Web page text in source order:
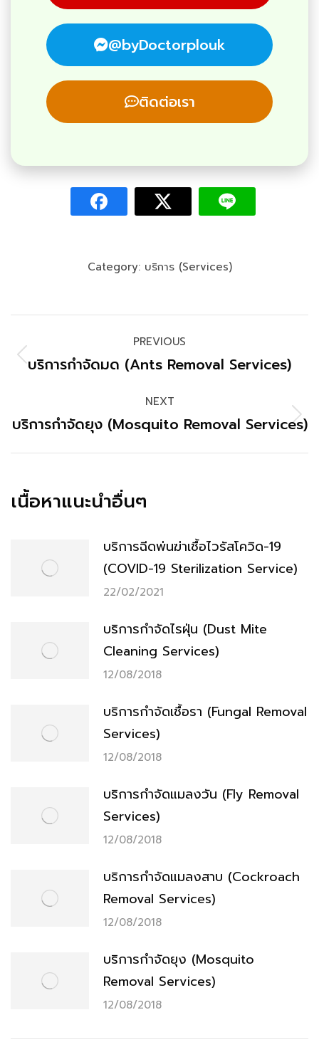
@byDoctorplouk
ติดต่อเรา
Category: บริการ (Services)
PREVIOUS
บริการกำจัดมด (Ants Removal Services)
NEXT
บริการกำจัดยุง (Mosquito Removal Services)
เนื้อหาแนะนำอื่นๆ
บริการฉีดพ่นฆ่าเชื้อไวรัสโควิด-19
(COVID-19 Sterilization Service)
22/02/2021
บริการกำจัดไรฝุ่น (Dust Mite
Cleaning Services)
12/08/2018
บริการกำจัดเชื้อรา (Fungal Removal
Services)
12/08/2018
บริการกำจัดแมลงวัน (Fly Removal
Services)
12/08/2018
บริการกำจัดแมลงสาบ (Cockroach
Removal Services)
12/08/2018
บริการกำจัดยุง (Mosquito
Removal Services)
12/08/2018